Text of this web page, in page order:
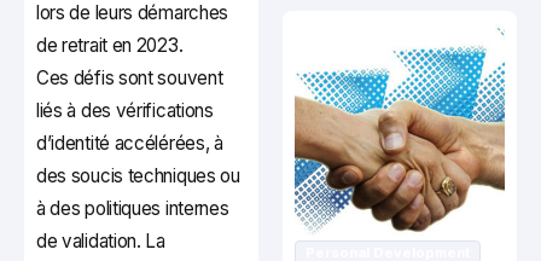
lors de leurs démarches
de retrait en 2023.
Ces défis sont souvent
liés à des vérifications
d’identité accélérées, à
des soucis techniques ou
à des politiques internes
de validation. La